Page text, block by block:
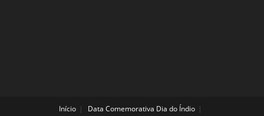
Início
Data Comemorativa Dia do Índio